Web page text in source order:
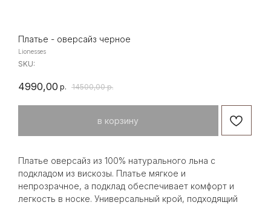
Платье - оверсайз черное
Lionesses
SKU:
4990,00 р. 14500,00 р.
в корзину
Платье оверсайз из 100% натурального льна с
подкладом из вискозы. Платье мягкое и
непрозрачное, а подклад обеспечивает комфорт и
легкость в носке. Универсальный крой, подходящий